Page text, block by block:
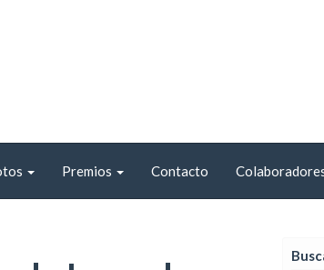
Premios Contacto